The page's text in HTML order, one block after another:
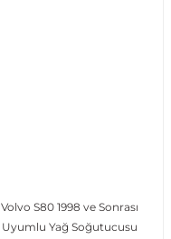
Volvo S80 1998 ve Sonrası
Uyumlu Yağ Soğutucusu